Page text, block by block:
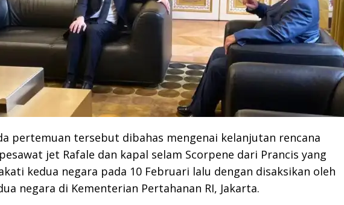
pertemuan tersebut dibahas mengenai kelanjutan rencana
jet Rafale dan kapal selam Scorpene dari Prancis yang
kedua negara pada 10 Februari lalu dengan disaksikan oleh
negara di Kementerian Pertahanan RI, Jakarta.